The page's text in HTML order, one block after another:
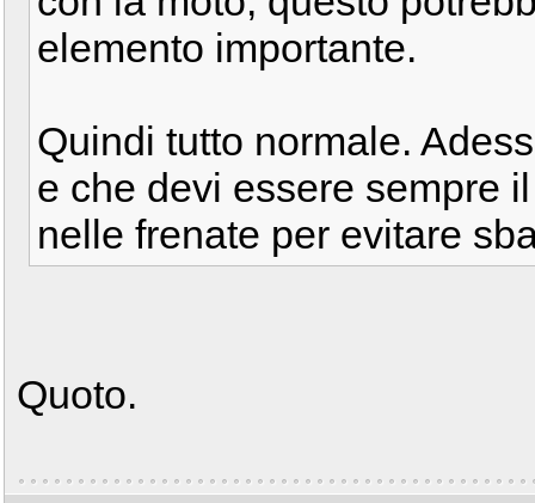
elemento importante.
Quindi tutto normale.
e che devi essere sempre
nelle frenate per evitare
Quoto.